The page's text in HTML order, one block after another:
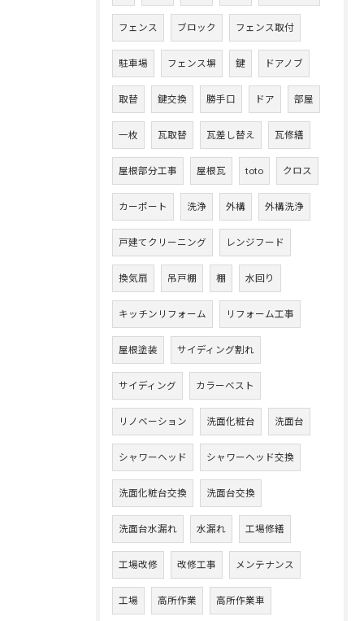
フェンス ブロック フェンス取付
駐車場 フェンス塀 鍵 ドアノブ
取替 鍵交換 勝手口 ドア 部屋
一枚 瓦取替 瓦差し替え 瓦修繕
屋根部分工事 屋根瓦 toto クロス
カーポート 洗浄 外構 外構洗浄
戸建てクリーニング レンジフード
換気扇 吊戸棚 棚 水回り
キッチンリフォーム リフォーム工事
屋根塗装 サイディング割れ
サイディング カラーベスト
リノベーション 洗面化粧台 洗面台
シャワーヘッド シャワーヘッド交換
洗面化粧台交換 洗面台交換
洗面台水漏れ 水漏れ 工場修繕
工場改修 改修工事 メンテナンス
工場 高所作業 高所作業車